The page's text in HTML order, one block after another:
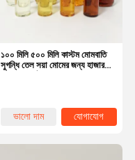
১০০ মিলি ৫০০ মিলি কাস্টম মোমবাতি
সুগন্ধি তেল সয়া মোমের জন্য হাজার
ভালো দাম যোগাযোগ